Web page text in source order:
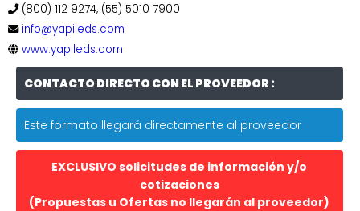
(800) 112 9274, (55) 5010 7900
info@yapileds.com
www.yapileds.com
CONTACTO DIRECTO CON EL PROVEEDOR :
Este formato llegará directamente al proveedor
EXCLUSIVO solicitudes de información y/o
cotizaciones
(Propuestas u Ofertas no llegarán al proveedor)